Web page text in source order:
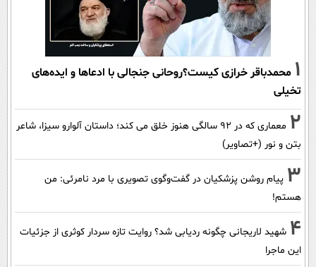
1 محمدباقر خرازی کیست؟روحانی جنجالی با ادعاها و ایده‌های
تخیلی
2
معماری که در 92 سالگی هنوز خلق می کند؛ داستان آلوارو سیزا، شاعر
بتن و نور (+تصاویر)
3 پیام روشن پزشکیان در گفت‌و‌گوی تصویری با مرد نامرئی: من
هستم!
4 شهید لاریجانی چگونه ردیابی شد؟ روایت تازه سردار کوثری از جزئیات
این ماجرا